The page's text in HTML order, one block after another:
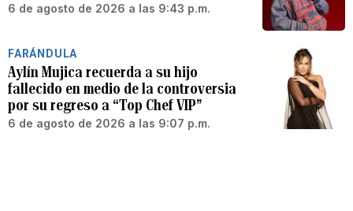
6 de agosto de 2026 a las 9:43 p.m.
FARÁNDULA
Aylín Mujica recuerda a su hijo
fallecido en medio de la controversia
por su regreso a “Top Chef VIP”
6 de agosto de 2026 a las 9:07 p.m.